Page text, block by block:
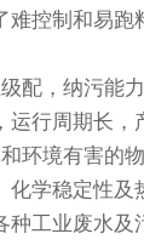
难控制和易跑
，纳污能力
运行周期长，
境有害的物
化学稳定性及
种工业废水及